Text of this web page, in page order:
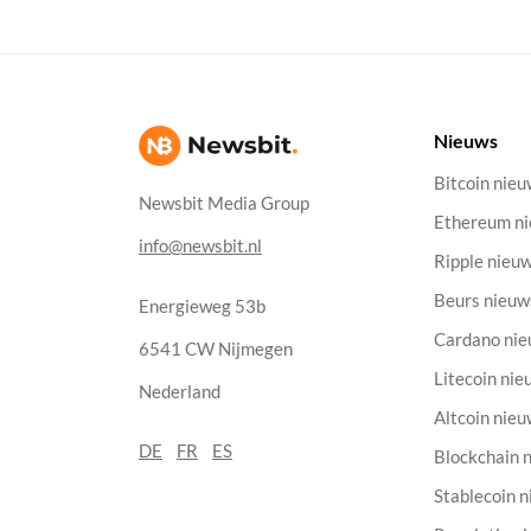
Newsbit Media Group
info@newsbit.nl
Energieweg 53b
6541 CW Nijmegen
Nederland
DE FR ES
Nieuws
Bitcoin
Ethereum
Ripple
Beurs
Cardano
Litecoin
Altcoin
Blockchain
Stablecoin